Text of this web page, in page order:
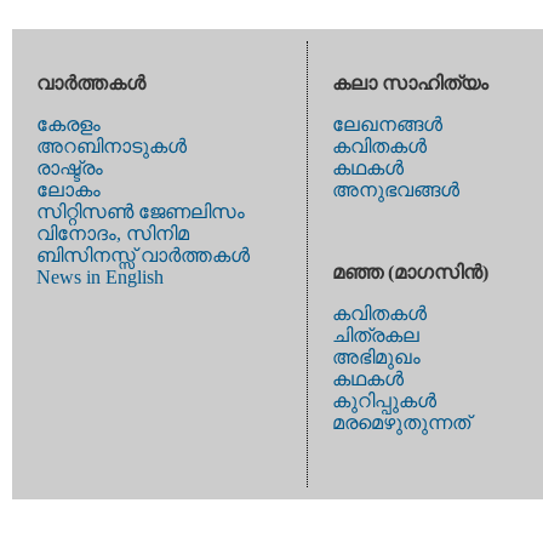
വാര്‍ത്തകള്‍
കേരളം
അറബിനാടുകള്‍
രാഷ്ട്രം
ലോകം
സിറ്റിസണ്‍ ജേണലിസം
വിനോദം, സിനിമ
ബിസിനസ്സ് വാര്‍ത്തകള്‍
News in English
കലാ സാഹിത്യം
ലേഖനങ്ങള്‍
കവിതകള്‍
കഥകള്‍
അനുഭവങ്ങള്‍
മഞ്ഞ (മാഗസിന്‍)
കവിതകള്‍
ചിത്രകല
അഭിമുഖം
കഥകള്‍
കുറിപ്പുകള്‍
മരമെഴുതുന്നത്